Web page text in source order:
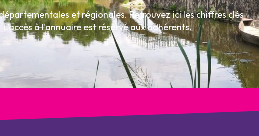
et régionales. Retrouvez ici les chiffres clés
à l'annuaire est réservé aux adhérents.